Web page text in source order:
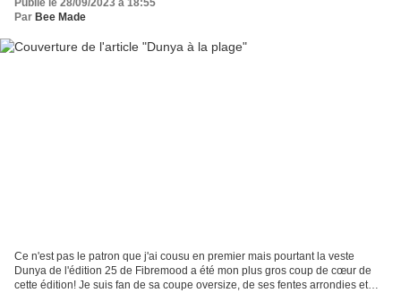
Par Bee Made
Ce n'est pas le patron que j'ai cousu en premier mais pourtant la veste
Dunya de l'édition 25 de Fibremood a été mon plus gros coup de cœur de
cette édition! Je suis fan de sa coupe oversize, de ses fentes arrondies et